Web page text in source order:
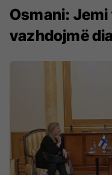
Osmani:
vazhdojmë